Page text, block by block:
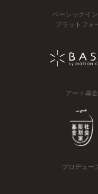
ベーシックイ
プラットフォ
アート基金
プロデュー